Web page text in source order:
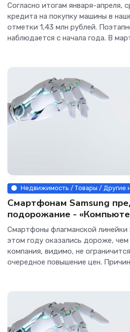
Согласно итогам января-апреля,
кредита на покупку машины в
отметки 1,43 млн рублей.
наблюдается с начала года. В
Недвижимость / Товары / Другие
Смартфонам Samsung
подорожание -
Смартфоны флагманской линейки
этом году оказались дороже,
компания, видимо, не
очередное повышение цен.